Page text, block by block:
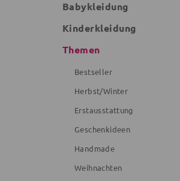
Babykleidung
Kinderkleidung
Themen
Bestseller
Herbst/Winter
Erstausstattung
Geschenkideen
Handmade
Weihnachten